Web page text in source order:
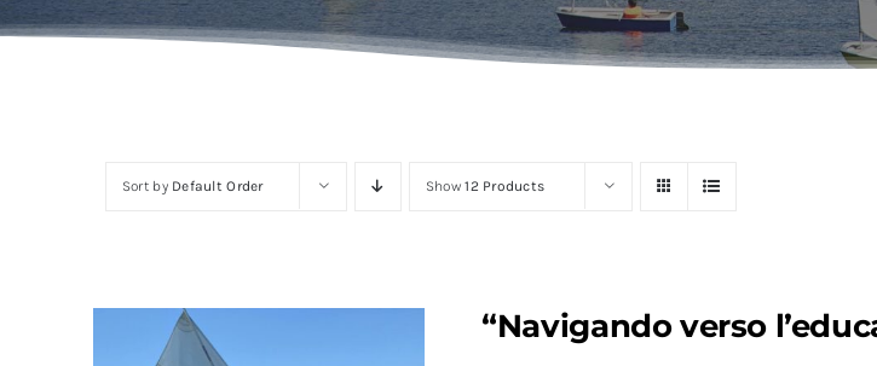
Sort by Default Order Show12 Products
“Navigando verso